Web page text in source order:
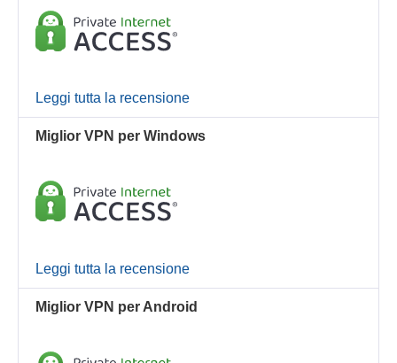
Leggi tutta la recensione
Miglior VPN per Windows
Leggi tutta la recensione
Miglior VPN per Android